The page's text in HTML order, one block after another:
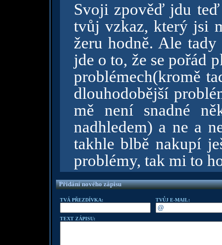
Svoji zpověď jdu teď
tvůj vzkaz, který jsi
žeru hodně. Ale
jde o to, že se pořád
problémech(kromě
dlouhodobější
mě není snadné
nadhledem) a ne a
takhle blbě nakupí
problémy, tak mi to
Přidání nového zápisu
TVÁ PŘEZDÍVKA: TVŮJ E-MAIL:
TEXT ZÁPISU: